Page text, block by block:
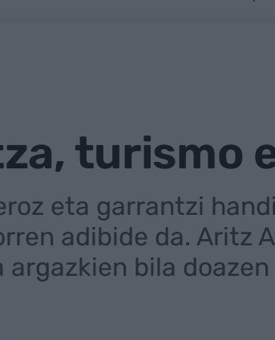
turismo
eta garrantzi
adibide da. Aritz
bila